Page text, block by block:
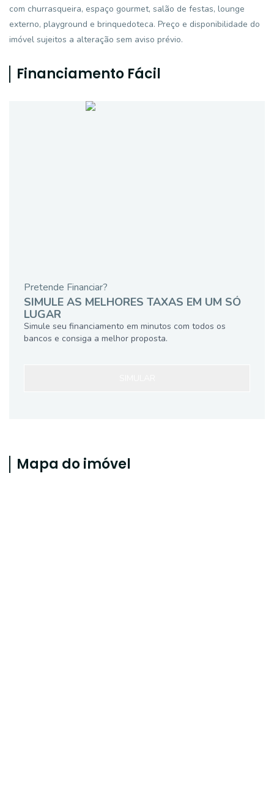
com churrasqueira, espaço gourmet, salão de festas, lounge
externo, playground e brinquedoteca. Preço e disponibilidade do
imóvel sujeitos a alteração sem aviso prévio.
Financiamento Fácil
Pretende Financiar?
SIMULE AS MELHORES TAXAS EM UM SÓ
LUGAR
Simule seu financiamento em minutos com todos os
bancos e consiga a melhor proposta.
Mapa do imóvel